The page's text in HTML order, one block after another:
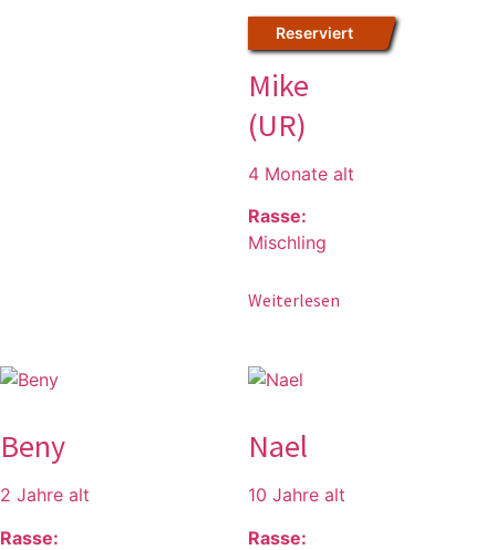
Reserviert
Mike
(UR)
4 Monate alt
Rasse:
Mischling
Weiterlesen
Beny
2 Jahre alt
Rasse:
Nael
10 Jahre alt
Rasse: